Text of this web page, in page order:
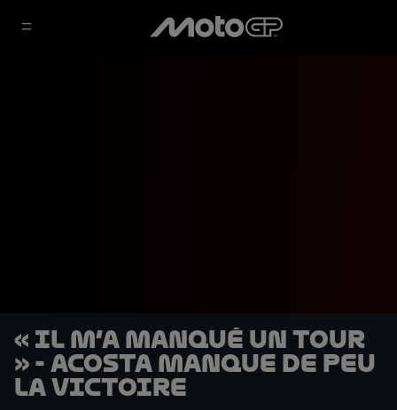
« Il m’a manqué un tour
» - Acosta manque de peu
la victoire